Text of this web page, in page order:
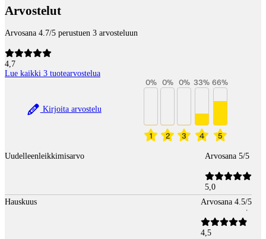
Arvostelut
Arvosana 4.7/5 perustuen 3 arvosteluun
4,7
Lue kaikki 3 tuotearvostelua
Kirjoita arvostelu
1
0%
2
0%
3
0%
4
33%
5
66%
Uudelleenleikkimisarvo Arvosana 5/5
5,0
Hauskuus
Arvosana 4.5/5
4,5